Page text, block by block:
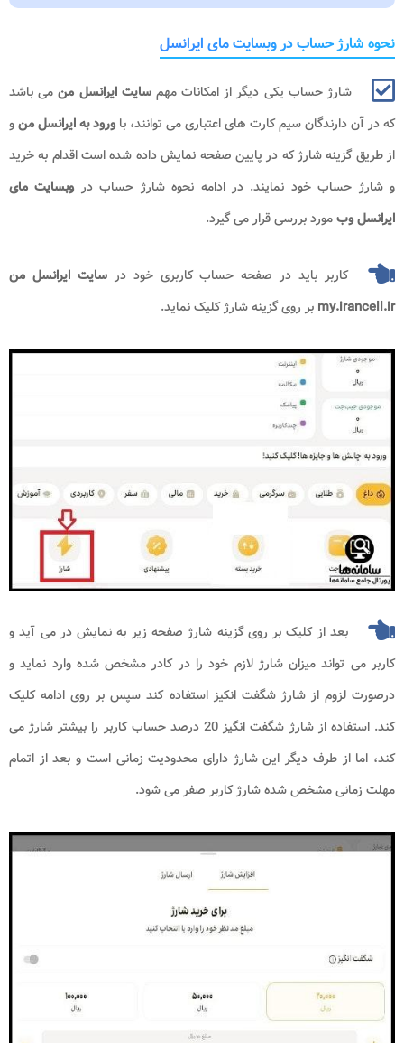
نحوه شارژ حساب در وبسایت مای ایرانسل
شارژ حساب یکی دیگر از امکانات مهمسایت ایرانسل منمی باشد
که در آن دارندگان سیم کارت های اعتباری می توانند، با ورود بهایرانسل منو
از طریق گزینه شارژ که در پایین صفحه نمایش داده شده است اقدام به خرید
و شارژ حساب خود نمایند. در ادامه نحوه شارژ حساب در وبسایت مای
ایرانسل وبمورد بررسی قرار می گیرد.
کاربر باید در صفحه حساب کاربری خود درسایت ایرانسل من
my.irancell.ir بر روی گزینه شارژ کلیک نماید.
بعد از کلیک بر روی گزینه شارژ صفحه زیر به نمایش در می آید و
کاربر می تواند میزان شارژ لازم خود را در کادر مشخص شده وارد نماید و
درصورت لزوم از شارژ شگفت انکیز استفاده کند سپس بر روی ادامه کلیک
کند. استفاده از شارژ شگفت انگیز 20 درصد حساب کاربر را بیشتر شارژ می
کند، اما از طرف دیگر این شارژ دارای محدودیت زمانی است و بعد از اتمام
مهلت زمانی مشخص شده شارژ کاربر صفر می شود.